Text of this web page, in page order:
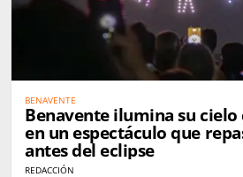
BENAVENTE
Benavente ilumina su cielo
en un espectáculo que
antes del eclipse
REDACCIÓN